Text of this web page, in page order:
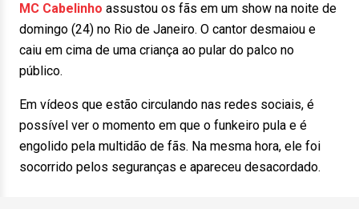
MC Cabelinho assustou os fãs em um show na noite de
domingo (24) no Rio de Janeiro. O cantor desmaiou e
caiu em cima de uma criança ao pular do palco no
público.
Em vídeos que estão circulando nas redes sociais, é
possível ver o momento em que o funkeiro pula e é
engolido pela multidão de fãs. Na mesma hora, ele foi
socorrido pelos seguranças e apareceu desacordado.